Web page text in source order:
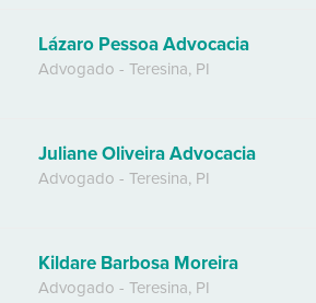
Lázaro Pessoa Advocacia
Advogado - Teresina, PI
Juliane Oliveira Advocacia
Advogado - Teresina, PI
Kildare Barbosa Moreira
Advogado - Teresina, PI